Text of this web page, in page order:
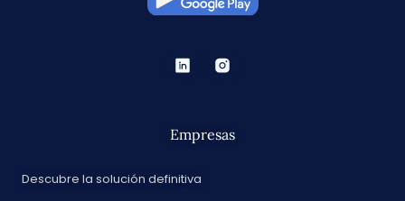
Empresas
Descubre la solución definitiva